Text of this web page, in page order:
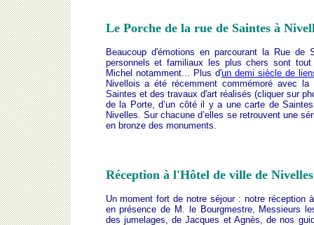
Le Porche de la rue de Saintes à
Beaucoup d'émotions en parcourant la Rue de
personnels et familiaux les plus chers sont
Michel notamment... Plus d'un demi siècle de
Nivellois a été récemment commémoré avec
Saintes et des travaux d'art réalisés (cliquer sur
de la Porte, d’un côté il y a une carte de
Nivelles. Sur chacune d’elles se retrouvent une
en bronze des monuments.
Réception à l'Hôtel de ville de Nivelles
Un moment fort de notre séjour : notre réception
en présence de M. le Bourgmestre, Messieurs
des jumelages, de Jacques et Agnès, de nos